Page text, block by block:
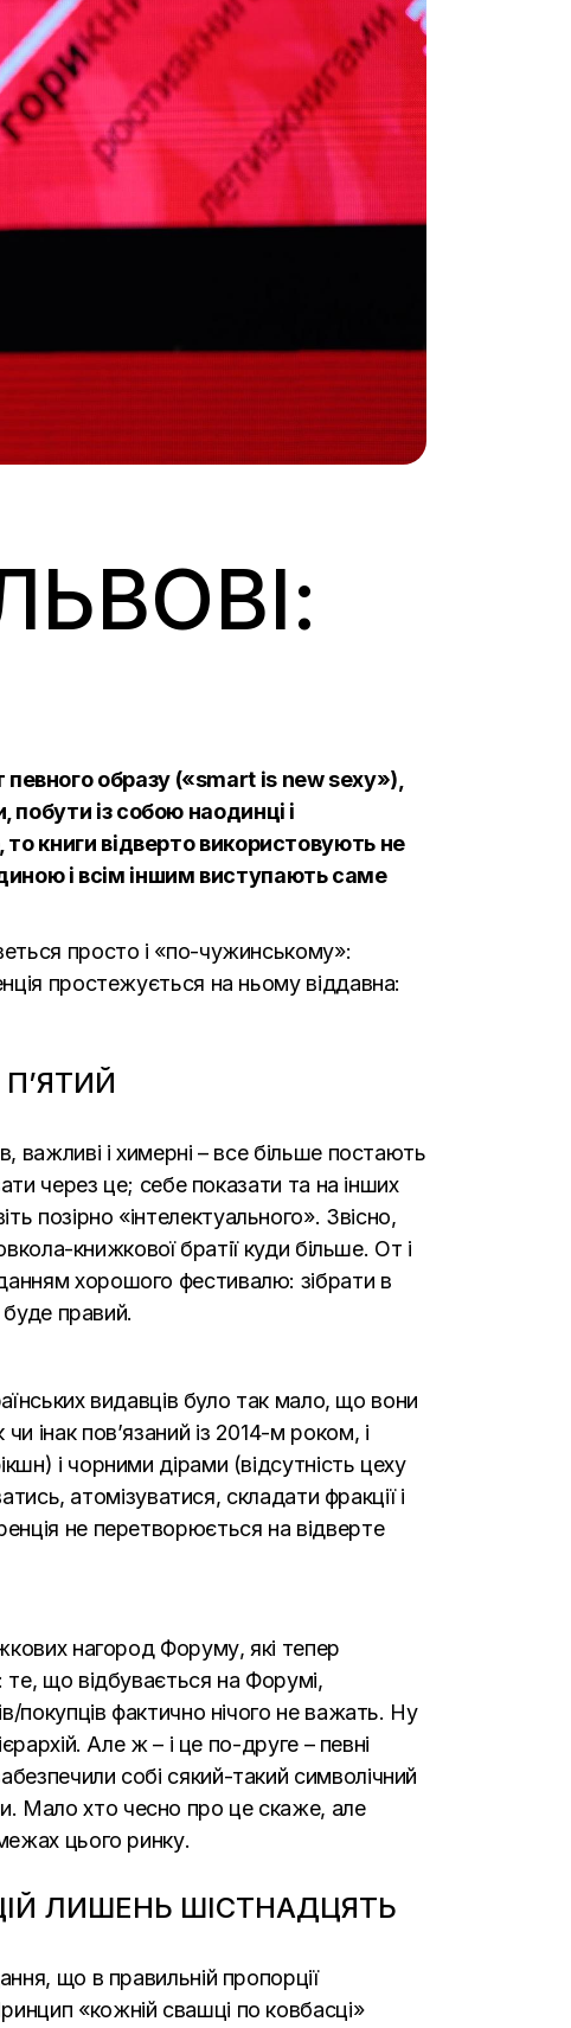
образу («smart is new sexy»),
із собою наодинці і
книги відверто використовують не
і всім іншим виступають саме
просто і «по-чужинському»:
простежується на ньому віддавна:
важливі і химерні – все більше постають
через це; себе показати та на інших
позірно «інтелектуального». Звісно,
книжкової братії куди більше. От і
хорошого фестивалю: зібрати в
буде правий.
видавців було так мало, що вони
інак пов’язаний із 2014-м роком, і
і чорними дірами (відсутність цеху
атомізуватися, складати фракції і
не перетворюється на відверте
нагород Форуму, які тепер
те, що відбувається на Форумі,
покупців фактично нічого не важать. Ну
Але ж – і це по-друге – певні
собі сякий-такий символічний
Мало хто чесно про це скаже, але
цього ринку.
ЛИШЕНЬ ШІСТНАДЦЯТЬ
що в правильній пропорції
«кожній свашці по ковбасці»